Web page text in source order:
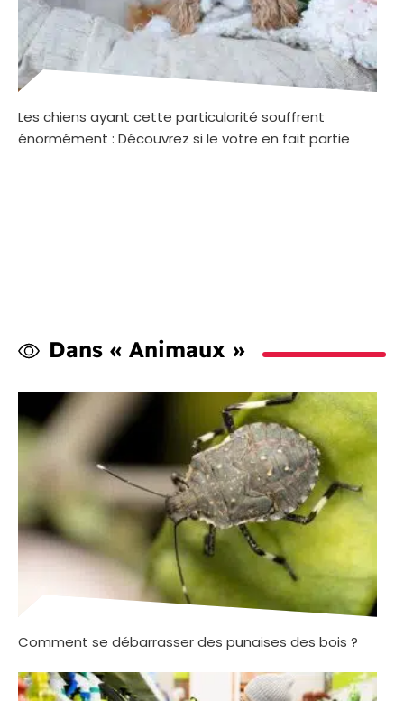
Les chiens ayant cette particularité souffrent
énormément : Découvrez si le votre en fait partie
Dans « Animaux »
Comment se débarrasser des punaises des bois ?